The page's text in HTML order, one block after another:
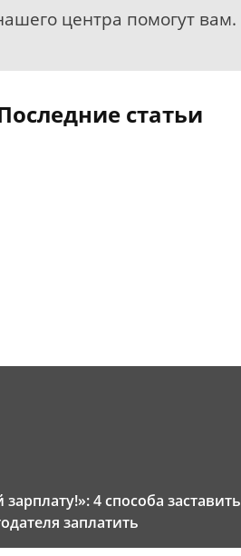
центра помогут вам.
статьи
зарплату!»: 4 способа заставить
заплатить